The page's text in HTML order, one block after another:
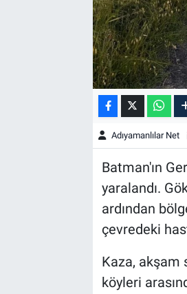
Adıyamanlılar Net
Batman'ın
yaralandı.
ardından
çevredeki
Kaza, akşam
köyleri
BİLİM VE TEKNOLOJİ
Şambayat Haber